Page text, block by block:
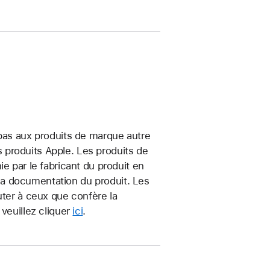
aux produits de marque autre
Apple. Les produits de
par le fabricant du produit en
documentation du produit. Les
à ceux que confère la
cliquer ici.